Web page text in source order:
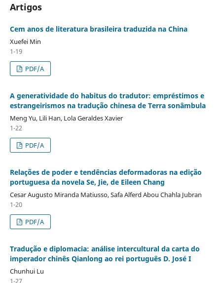
Artigos
Cem anos de literatura brasileira traduzida na China
Xuefei Min
1-19
PDF/A
A generatividade do habitus do tradutor: empréstimos e
estrangeirismos na tradução chinesa de Terra sonâmbula
Meng Yu, Lili Han, Lola Geraldes Xavier
1-22
PDF/A
Relações de poder e tendências deformadoras na edição
portuguesa da novela Se, Jie, de Eileen Chang
Cesar Augusto Miranda Matiusso, Safa Alferd Abou Chahla Jubran
1-20
PDF/A
Tradução e diplomacia: análise intercultural da carta do
imperador chinês Qianlong ao rei português D. José I
Chunhui Lu
1-27